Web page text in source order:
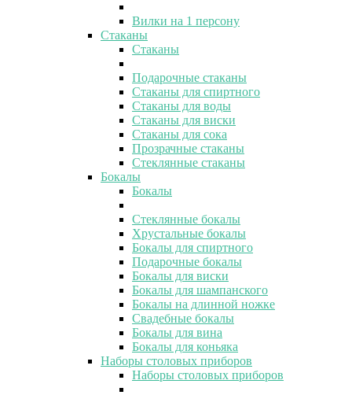
Вилки на 1 персону
Стаканы
Стаканы
Подарочные стаканы
Стаканы для спиртного
Стаканы для воды
Стаканы для виски
Стаканы для сока
Прозрачные стаканы
Стеклянные стаканы
Бокалы
Бокалы
Стеклянные бокалы
Хрустальные бокалы
Бокалы для спиртного
Подарочные бокалы
Бокалы для виски
Бокалы для шампанского
Бокалы на длинной ножке
Свадебные бокалы
Бокалы для вина
Бокалы для коньяка
Наборы столовых приборов
Наборы столовых приборов